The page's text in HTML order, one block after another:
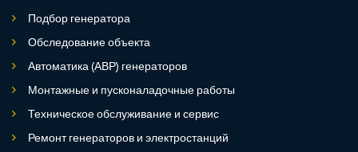
Подбор генератора
Обследование объекта
Автоматика (АВР) генераторов
Монтажные и пусконаладочные работы
Техническое обслуживание и сервис
Ремонт генераторов и электростанций